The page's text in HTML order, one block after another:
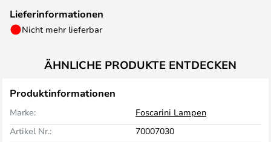
Lieferinformationen
Nicht mehr lieferbar
ÄHNLICHE PRODUKTE ENTDECKEN
Produktinformationen
Marke:
Foscarini Lampen
Artikel Nr.:
70007030